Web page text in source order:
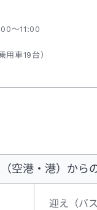
～11:00
用車19台）
空港・港）から
迎え（バ